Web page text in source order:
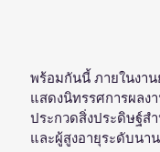
พร้อมกันนี้ ภายในงาน
แสดงนิทรรศการผลง
ประกวดสิ่งประดิษฐ์ส
และผู้สูงอายุระดับนา